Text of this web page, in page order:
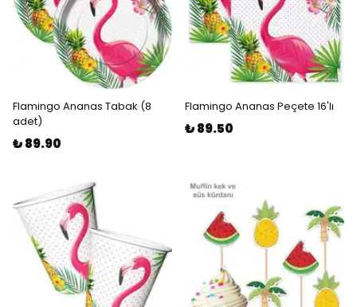
Flamingo Ananas Tabak (8
adet)
₺ 89.90
Flamingo Ananas Peçete 16'lı
₺ 89.50